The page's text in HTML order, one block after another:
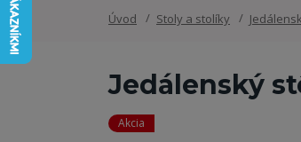
Úvod Stoly a stolíky
Jedálenský
Akcia